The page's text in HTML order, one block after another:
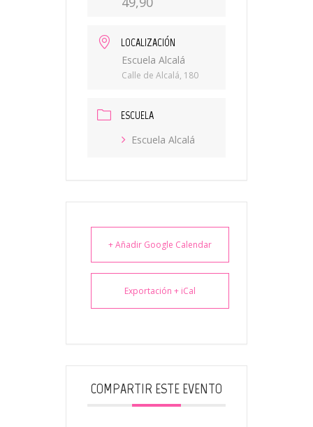
LOCALIZACIÓN
Escuela Alcalá
Calle de Alcalá, 180
ESCUELA
Escuela Alcalá
+ Añadir Google Calendar
Exportación + iCal
COMPARTIR ESTE EVENTO